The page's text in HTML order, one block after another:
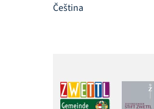
Čeština